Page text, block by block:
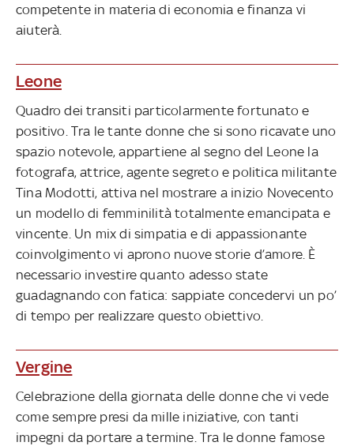
competente in materia di economia e finanza vi
aiuterà.
Leone
Quadro dei transiti particolarmente fortunato e
positivo. Tra le tante donne che si sono ricavate uno
spazio notevole, appartiene al segno del Leone la
fotografa, attrice, agente segreto e politica militante
Tina Modotti, attiva nel mostrare a inizio Novecento
un modello di femminilità totalmente emancipata e
vincente. Un mix di simpatia e di appassionante
coinvolgimento vi aprono nuove storie d’amore. È
necessario investire quanto adesso state
guadagnando con fatica: sappiate concedervi un po’
di tempo per realizzare questo obiettivo.
Vergine
Celebrazione della giornata delle donne che vi vede
come sempre presi da mille iniziative, con tanti
impegni da portare a termine. Tra le donne famose